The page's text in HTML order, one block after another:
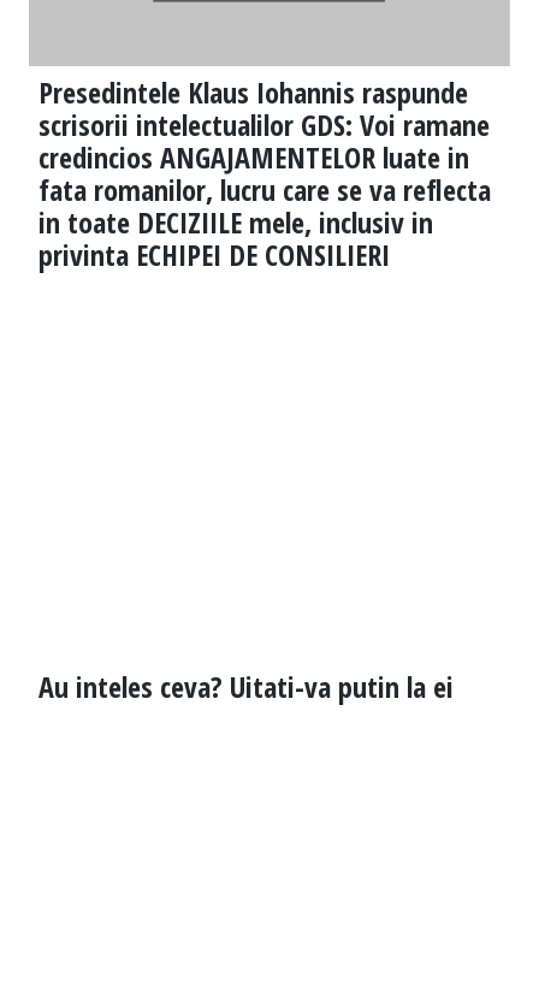
Presedintele Klaus Iohannis raspunde
scrisorii intelectualilor GDS: Voi ramane
credincios ANGAJAMENTELOR luate in
fata romanilor, lucru care se va reflecta
in toate DECIZIILE mele, inclusiv in
privinta ECHIPEI DE CONSILIERI
Au inteles ceva? Uitati-va putin la ei